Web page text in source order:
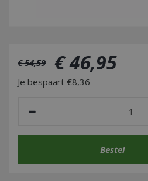
€ 54,59 €46,95
Je bespaart €8,36